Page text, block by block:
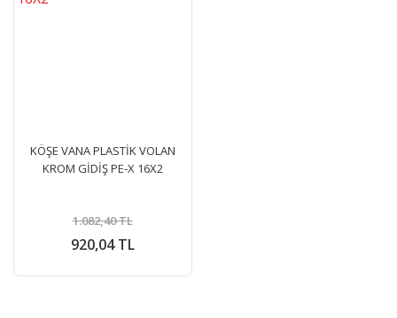
KÖŞE VANA PLASTİK VOLAN
KROM GİDİŞ PE-X 16X2
920,04 TL
1.082,40 TL